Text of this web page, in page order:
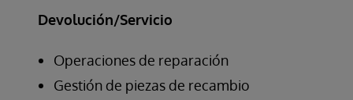
Devolución/Servicio
Operaciones de reparación
Gestión de piezas de recambio